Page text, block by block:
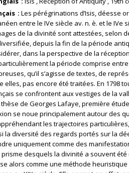
Les pérégrinations d’Isis, déesse
entre le IVe siècle av. n. è. et le IVe
de la divinité sont attestées, selon
depuis la fin de la période
dans la perspective de la
la période comprise
qu’il s’agisse de textes, de
elles, pas encore été traitées. En 1798
se confrontent aux vestiges de la
de Georges Lafaye, première
se noue principalement autour des
les trajectoires
la diversité des regards portés sur la
uniquement comme des
desquels la divinité a souvent
alors comme une méthode